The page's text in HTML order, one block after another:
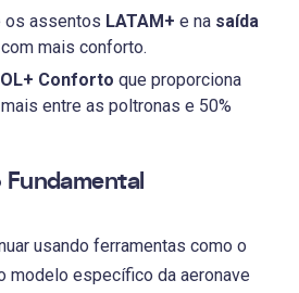
os assentos LATAM+ e na saída
com mais conforto.
Conforto que proporciona
entre as poltronas e 50%
usando ferramentas como o
modelo específico da aeronave